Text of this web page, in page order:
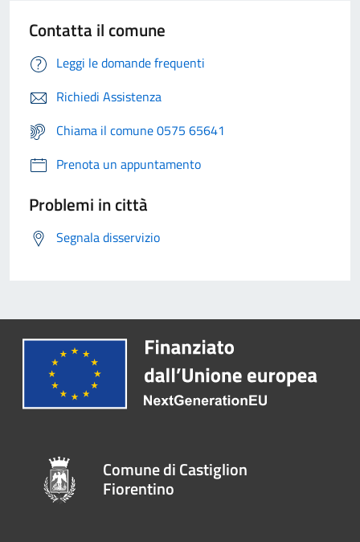
Contatta il comune
Leggi le domande frequenti
Richiedi Assistenza
Chiama il comune 0575 65641
Prenota un appuntamento
Problemi in città
Segnala disservizio
Comune di Castiglion
Fiorentino